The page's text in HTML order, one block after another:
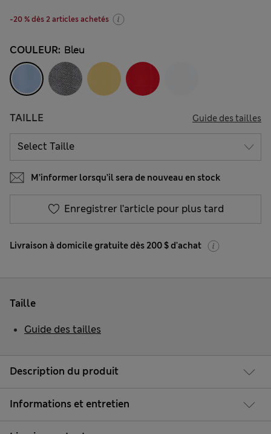
-20 % dès 2 articles achetés
COULEUR: Bleu
TAILLE Guide des tailles
M’informer lorsqu’il sera de nouveau en stock
Enregistrer l’article pour plus tard
Livraison à domicile gratuite dès 200 $ d'achat
Description du produit
Informations et entretien
Taille
Guide des tailles